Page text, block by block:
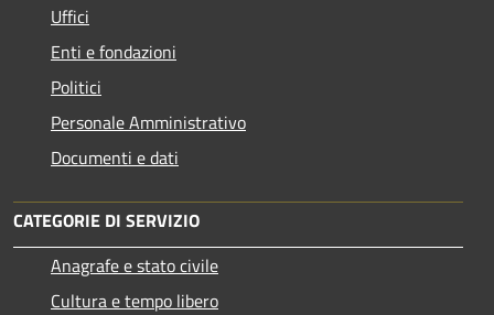
Uffici
Enti e fondazioni
Politici
Personale Amministrativo
Documenti e dati
CATEGORIE DI SERVIZIO
Anagrafe e stato civile
Cultura e tempo libero